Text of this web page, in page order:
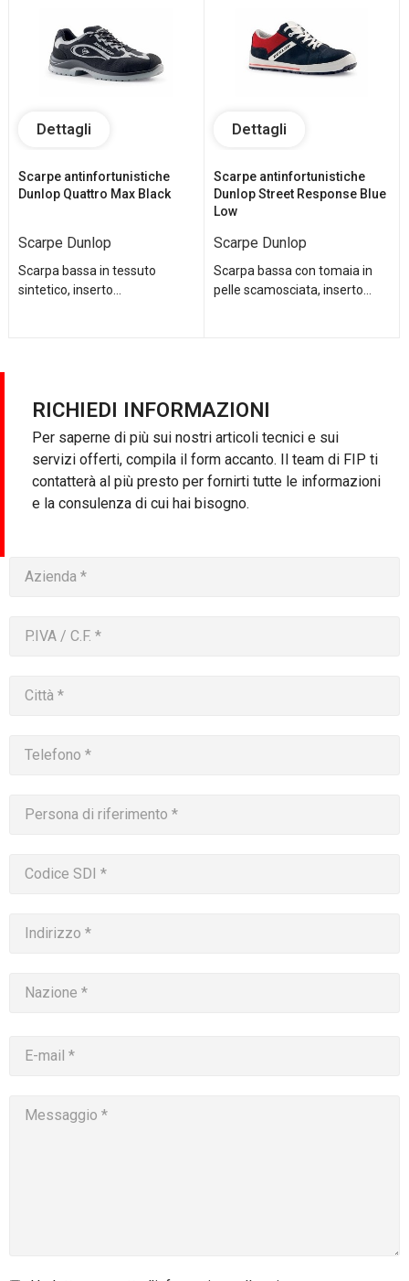
Dettagli
Scarpe antinfortunistiche
Dunlop Quattro Max Black
Scarpe Dunlop
Scarpa bassa in tessuto
sintetico, inserto...
Dettagli
Scarpe antinfortunistiche
Dunlop Street Response Blue
Low
Scarpe Dunlop
Scarpa bassa con tomaia in
pelle scamosciata, inserto...
RICHIEDI INFORMAZIONI
Per saperne di più sui nostri articoli tecnici e sui
servizi offerti, compila il form accanto. Il team di FIP ti
contatterà al più presto per fornirti tutte le informazioni
e la consulenza di cui hai bisogno.